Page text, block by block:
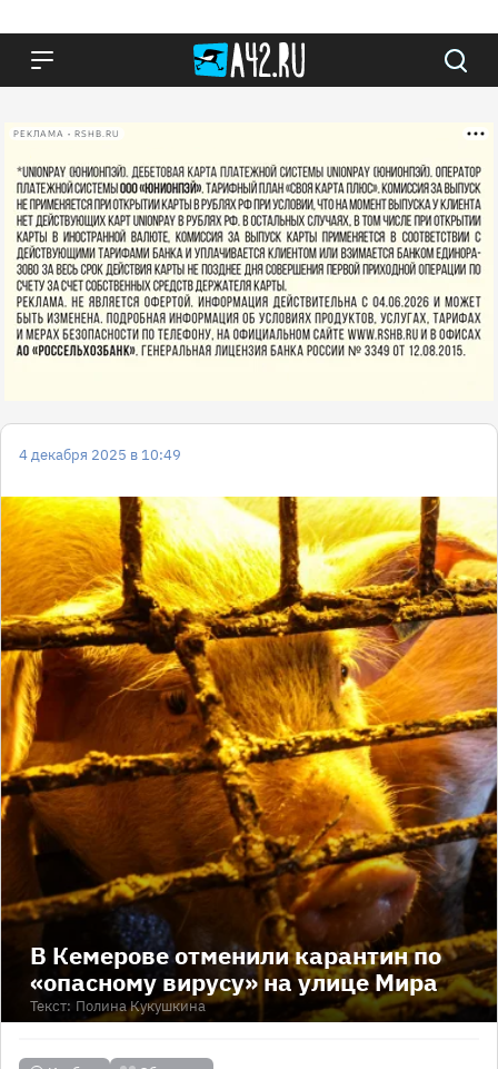
РЕКЛАМА • RSHB.RU
4 декабря 2025 в 10:49
В Кемерове отменили карантин по
«опасному вирусу» на улице Мира
Текст: Полина Кукушкина